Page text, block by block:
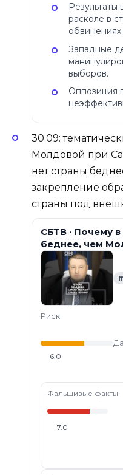
Результаты
расколе в
Западные
выборов.
Оппозиция
30.09:
Молдовой при
нет страны
закрепление
страны под
СБТВ · Почему
беднее, чем
Риск:
6.0
Фальшивые факты
7.0